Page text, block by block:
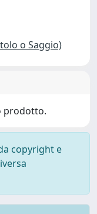
o Saggio)
prodotto.
copyright e